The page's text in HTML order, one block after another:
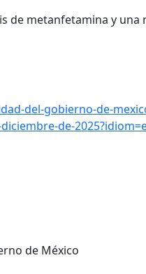
de metanfetamina y una
del-gobierno-de-
de-